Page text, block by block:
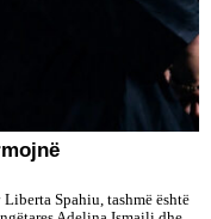
Spahiu, tashmë është